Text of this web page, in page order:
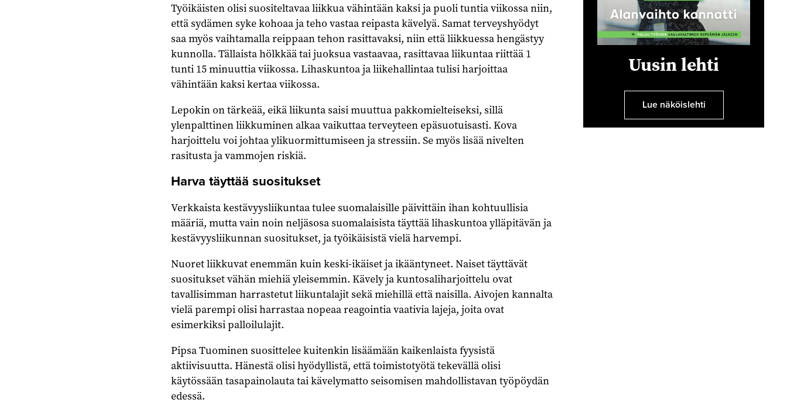
Työikäisten olisi suositeltavaa liikkua vähintään kaksi ja puoli tuntia viikossa niin,
että sydämen syke kohoaa ja teho vastaa reipasta kävelyä. Samat terveyshyödyt
saa myös vaihtamalla reippaan tehon rasittavaksi, niin että liikkuessa hengästyy
kunnolla. Tällaista hölkkää tai juoksua vastaavaa, rasittavaa liikuntaa riittää 1
tunti 15 minuuttia viikossa. Lihaskuntoa ja liikehallintaa tulisi harjoittaa
vähintään kaksi kertaa viikossa.
Lepokin on tärkeää, eikä liikunta saisi muuttua pakkomielteiseksi, sillä
ylenpalttinen liikkuminen alkaa vaikuttaa terveyteen epäsuotuisasti. Kova
harjoittelu voi johtaa ylikuormittumiseen ja stressiin. Se myös lisää nivelten
rasitusta ja vammojen riskiä.
Harva täyttää suositukset
Verkkaista kestävyysliikuntaa tulee suomalaisille päivittäin ihan kohtuullisia
määriä, mutta vain noin neljäsosa suomalaisista täyttää lihaskuntoa ylläpitävän ja
kestävyysliikunnan suositukset, ja työikäisistä vielä harvempi.
Nuoret liikkuvat enemmän kuin keski-ikäiset ja ikääntyneet. Naiset täyttävät
suositukset vähän miehiä yleisemmin. Kävely ja kuntosaliharjoittelu ovat
tavallisimman harrastetut liikuntalajit sekä miehillä että naisilla. Aivojen kannalta
vielä parempi olisi harrastaa nopeaa reagointia vaativia lajeja, joita ovat
esimerkiksi palloilulajit.
Pipsa Tuominen suosittelee kuitenkin lisäämään kaikenlaista fyysistä
aktiivisuutta. Hänestä olisi hyödyllistä, että toimistotyötä tekevällä olisi
käytössään tasapainolauta tai kävelymatto seisomisen mahdollistavan työpöydän
edessä.
Uusin lehti
Lue näköislehti